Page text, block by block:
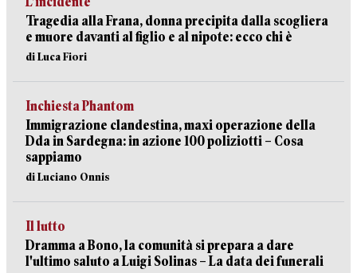
Tragedia alla Frana, donna precipita dalla scogliera
e muore davanti al figlio e al nipote: ecco chi è
di Luca Fiori
Inchiesta Phantom
Immigrazione clandestina, maxi operazione della
Dda in Sardegna: in azione 100 poliziotti – Cosa
sappiamo
di Luciano Onnis
Il lutto
Dramma a Bono, la comunità si prepara a dare
l'ultimo saluto a Luigi Solinas – La data dei funerali